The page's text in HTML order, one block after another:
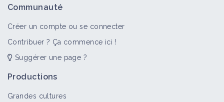
Communauté
Créer un compte ou se connecter
Contribuer ? Ça commence ici !
Suggérer une page ?
Productions
Grandes cultures